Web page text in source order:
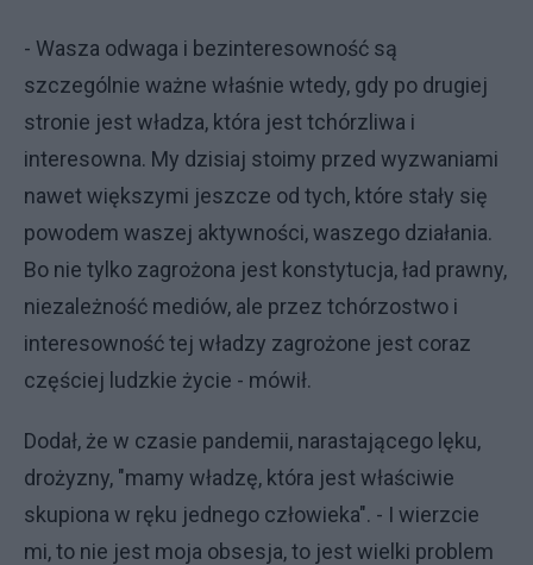
- Wasza odwaga i bezinteresowność są
szczególnie ważne właśnie wtedy, gdy po drugiej
stronie jest władza, która jest tchórzliwa i
interesowna. My dzisiaj stoimy przed wyzwaniami
nawet większymi jeszcze od tych, które stały się
powodem waszej aktywności, waszego działania.
Bo nie tylko zagrożona jest konstytucja, ład prawny,
niezależność mediów, ale przez tchórzostwo i
interesowność tej władzy zagrożone jest coraz
częściej ludzkie życie - mówił.
Dodał, że w czasie pandemii, narastającego lęku,
drożyzny, "mamy władzę, która jest właściwie
skupiona w ręku jednego człowieka". - I wierzcie
mi, to nie jest moja obsesja, to jest wielki problem